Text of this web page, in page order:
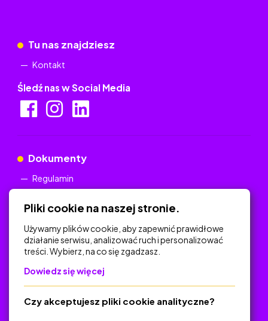
Tu nas znajdziesz
Kontakt
Śledź nas w Social Media
Dokumenty
Regulamin
Na skróty
Polityka Prywatności
O platformie
Pliki cookie na naszej stronie.
Używamy plików cookie, aby zapewnić prawidłowe
działanie serwisu, analizować ruch i personalizować
treści. Wybierz, na co się zgadzasz.
Dowiedz się więcej
Czy akceptujesz pliki cookie analityczne?